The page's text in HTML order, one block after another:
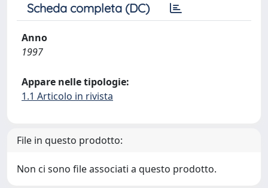
Scheda completa (DC)
Anno
1997
Appare nelle tipologie:
1.1 Articolo in rivista
File in questo prodotto:
Non ci sono file associati a questo prodotto.